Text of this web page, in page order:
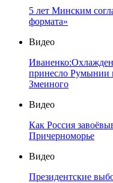
5 лет Минским
формата»
Видео
принесло Румынии
Змеиного
Видео
Как Россия
Причерноморье
Видео
Президентские